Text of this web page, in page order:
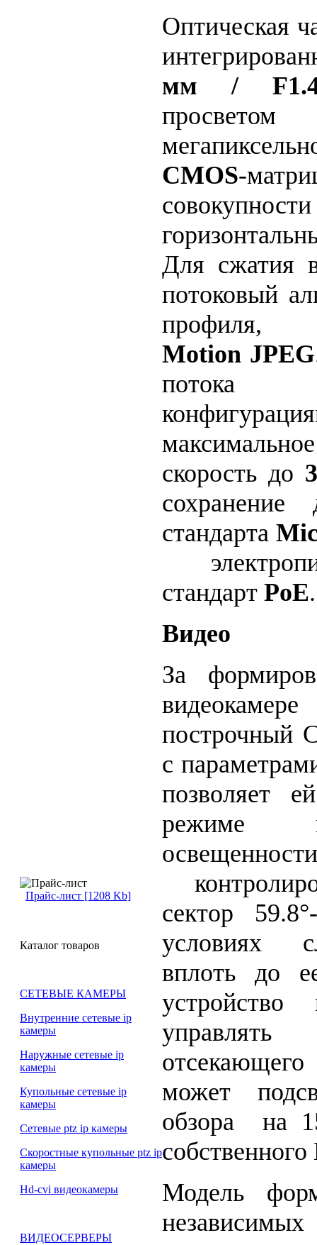
Прайс-лист [1208 Kb]
Каталог товаров
СЕТЕВЫЕ КАМЕРЫ
Внутренние сетевые ip
камеры
Наружные сетевые ip
камеры
Купольные сетевые ip
камеры
Сетевые ptz ip камеры
Скоростные купольные ptz ip
камеры
Hd-cvi видеокамеры
ВИДЕОСЕРВЕРЫ
Оптическая
мм /
CMOS-
Для сжатия
потоковый
профиля,
Motion JPEG
потока
скорость до
сохранение
стандарта
стандарт PoE.
Видео
За
построчный
с
позволяет
режиме
сектор
условиях
вплоть до
устройство
управлять
может
обзора на
Модель